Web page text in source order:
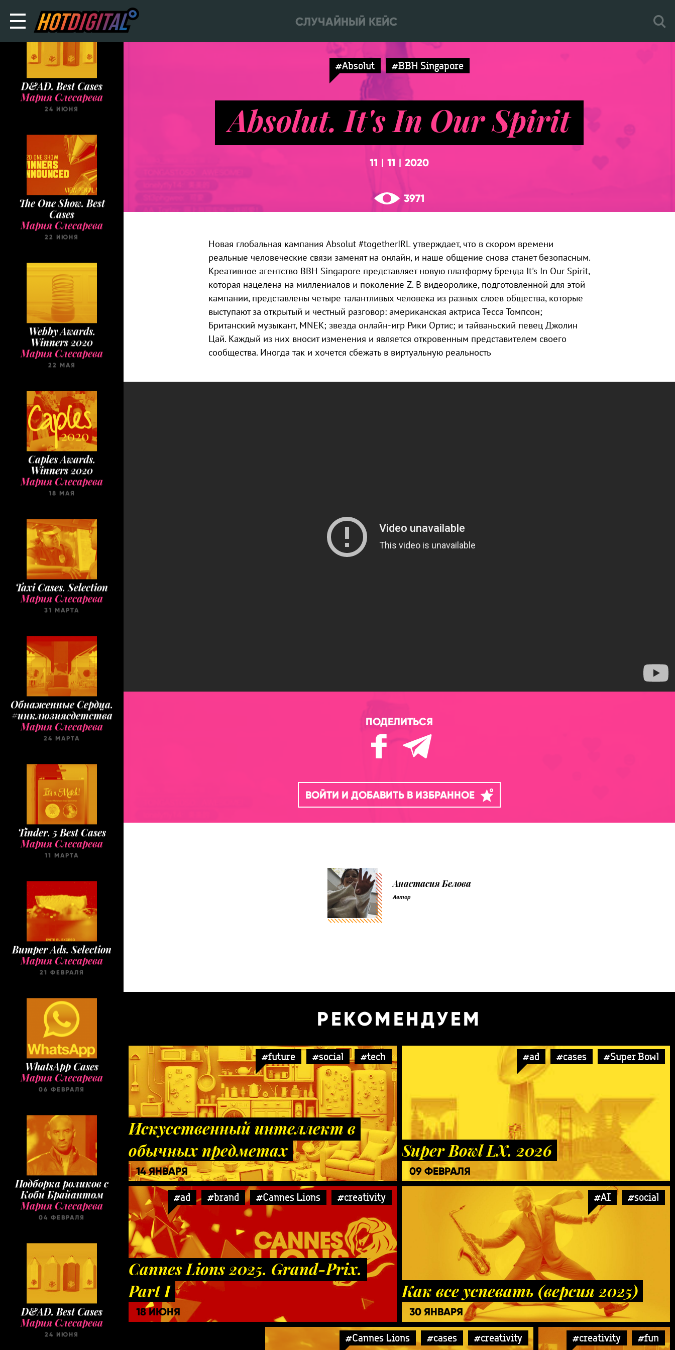
СЛУЧАЙНЫЙ КЕЙС
D&AD. Best Cases
Мария Слесарева
24 ИЮНЯ
The One Show. Best
Cases
Мария Слесарева
22 ИЮНЯ
Webby Awards.
Winners 2020
Мария Слесарева
22 МАЯ
Caples Awards.
Winners 2020
Мария Слесарева
18 МАЯ
Taxi Cases. Selection
Мария Слесарева
31 МАРТА
Обнаженные Cердца.
#инклюзиясдетства
Мария Слесарева
24 МАРТА
Tinder. 5 Best Cases
Мария Слесарева
11 МАРТА
Bumper Ads. Selection
Мария Слесарева
21 ФЕВРАЛЯ
WhatsApp Cases
Мария Слесарева
06 ФЕВРАЛЯ
Подборка роликов с
Коби Брайантом
Мария Слесарева
04 ФЕВРАЛЯ
D&AD. Best Cases
Мария Слесарева
24 ИЮНЯ
#Absolut #BBH Singapore
Absolut. It's In Our Spirit
11 11 2020
3971
Новая глобальная кампания Absolut #togetherIRL утверждает, что в скором времени
реальные человеческие связи заменят на онлайн, и наше общение снова станет безопасным.
Креативное агентство BBH Singapore представляет новую платформу бренда It's In Our Spirit,
которая нацелена на миллениалов и поколение Z. В видеоролике, подготовленной для этой
кампании, представлены четыре талантливых человека из разных слоев общества, которые
выступают за открытый и честный разговор: американская актриса Тесса Томпсон;
Британский музыкант, MNEK; звезда онлайн-игр Рики Ортис; и тайваньский певец Джолин
Цай. Каждый из них вносит изменения и является откровенным представителем своего
сообщества. Иногда так и хочется сбежать в виртуальную реальность
ПОДЕЛИТЬСЯ
ВОЙТИ И ДОБАВИТЬ В ИЗБРАННОЕ
Анастасия Белова
Автор
РЕКОМЕНДУЕМ
#future #social #tech
Искусственный интеллект в
обычных предметах
14 ЯНВАРЯ
#ad #cases #Super Bowl
Super Bowl LX. 2026
09 ФЕВРАЛЯ
#ad #brand #Cannes Lions #creativity
Cannes Lions 2025. Grand-Prix.
Part I
18 ИЮНЯ
#AI #social
Как все успевать (версия 2025)
30 ЯНВАРЯ
#Cannes Lions #cases #creativity #creativity
#fun